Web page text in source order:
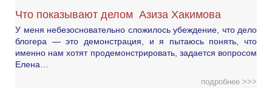
Что показывают делом Азиза Хакимова
У меня небезосновательно сложилось убеждение, что дело
блогера — это демонстрация, и я пытаюсь понять, что
именно нам хотят продемонстрировать, задается вопросом
Елена…
подробнее >>>